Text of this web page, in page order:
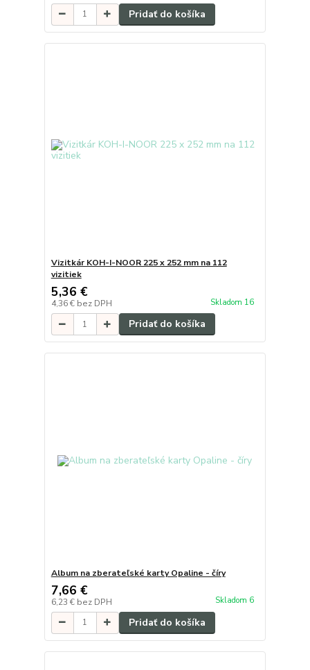
Pridať do košíka
Vizitkár KOH-I-NOOR 225 x 252 mm na 112
vizitiek
5,36 €
4,36 € bez DPH Skladom 16
Pridať do košíka
Album na zberateľské karty Opaline - číry
7,66 €
6,23 € bez DPH Skladom 6
Pridať do košíka